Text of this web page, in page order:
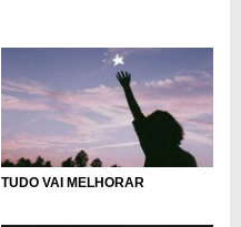
TUDO VAI MELHORAR